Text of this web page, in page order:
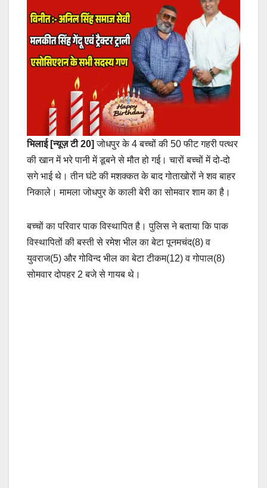
भिलाई [न्यूज़ टी 20]जोधपुर के 4 बच्चों की 50 फीट गहरी पत्थर
की खान में भरे पानी में डूबने से मौत हो गई। चारों बच्चों में दो-दो
सगे भाई थे। तीन घंटे की मशक्कत के बाद गोताखोरों ने शव बाहर
निकाले। मामला जोधपुर के काली बेरी का सोमवार शाम का है।
बच्चों का परिवार पाक विस्थापित है। पुलिस ने बताया कि पाक
विस्थापितों की बस्ती से रमेश भील का बेटा पूनमचंद(8) व
युवराज(5) और गोविन्द भील का बेटा टीकम(12) व गोपाल(8)
सोमवार दोपहर 2 बजे से गायब थे।